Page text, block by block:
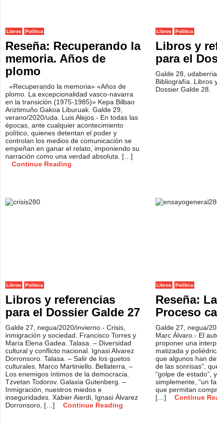
Libros Política
Reseña: Recuperando la
memoria. Años de
plomo
«Recuperando la memoria» «Años de
plomo. La excepcionalidad vasco-navarra
en la transición (1975-1985)» Kepa Bilbao
Ariztimuño Gakoa Liburuak. Galde 29,
verano/2020/uda. Luis Alejos.- En todas las
épocas, ante cualquier acontecimiento
político, quienes detentan el poder y
controlan los medios de comunicación se
empeñan en ganar el relato, imponiendo su
narración como una verdad absoluta. […]
Continue Reading
Libros Política
Libros y
para el
Galde 28,
Bibliografía. Libros
Dossier Galde 28.
Libros Política
Libros y referencias
para el Dossier Galde 27
Galde 27, negua/2020/invierno.- Crisis,
inmigración y sociedad. Francisco Torres y
María Elena Gadea. Talasa. – Diversidad
cultural y conflicto nacional. Ignasi Alvarez
Dorronsoro. Talasa. – Salir de los guetos
culturales. Marco Martiniello. Bellaterra. –
Los enemigos íntimos de la democracia.
Tzvetan Todorov. Galaxia Gutenberg. –
Inmigración, nuestros miedos e
inseguridades. Xabier Aierdi, Ignasi Álvarez
Dorronsoro, […]
Continue Reading
Libros Política
Reseña:
Proceso
Galde 27, negua/
Marc Álvaro.- El
proponer una
matizada y
que algunos han
de las sonrisas”,
“golpe de estado”,
simplemente, “un
que permitan
[…]
Continue